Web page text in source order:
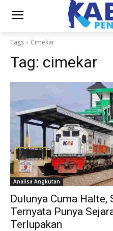
Tags Cimekar
Tag: cimekar
Analisa Angkutan
Dulunya Cuma Halte,
Ternyata Punya
Terlupakan